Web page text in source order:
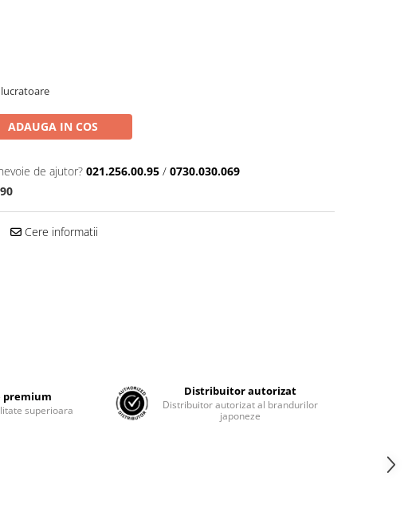
ADAUGA IN COS
de ajutor? 021.256.00.95 / 0730.030.069
Cere informatii
premium
superioara
Distribuitor autorizat
Distribuitor autorizat al brandurilor
japoneze